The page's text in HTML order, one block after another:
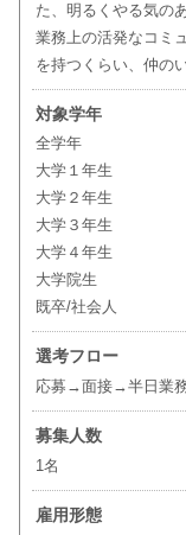
た、明るくやる気の
業務上の活発なコミ
を持つくらい、仲の
対象学年
全学年
大学１年生
大学２年生
大学３年生
大学４年生
大学院生
既卒/社会人
選考フロー
応募→面接→半日業
募集人数
1名
雇用形態